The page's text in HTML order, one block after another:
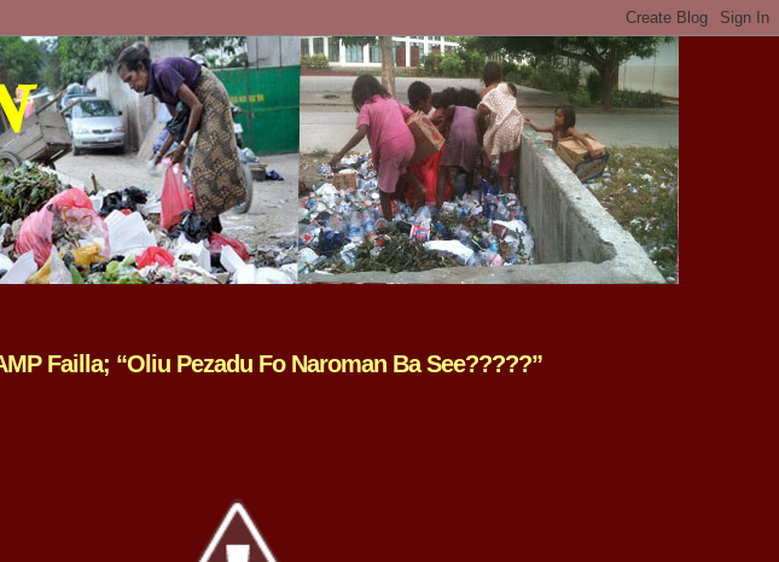
Failla; “Oliu Pezadu Fo Naroman Ba See?????”